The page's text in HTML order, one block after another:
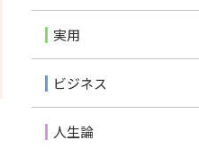
実用
ビジネス
人生論